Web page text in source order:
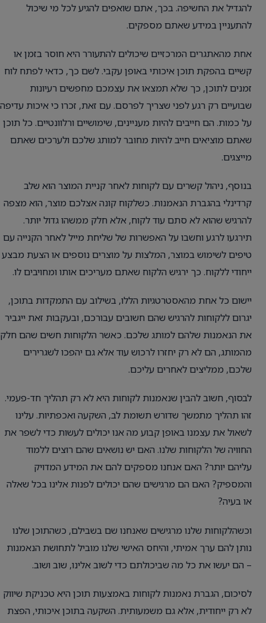
להגדיל את החשיפה. בכך, אתם שואפים להגיע לכל מי שיכול
להתעניין במידע שאתם מספקים.
אחת מהאתגרים המרכזיים שיכולים להתעורר היא חוסר בזמן או
קשיים בהפקת תוכן איכותי באופן עקבי. לשם כך, כדאי לפתח לוח
זמנים לתוכן, כך שלא תמצאו את עצמכם מחפשים רעיונות
שבועיים רק רגע לפני שצריך לפרסם. עם זאת, זכרו כי איכות עדיפה
על כמות. הם חייבים להיות מעניינים, שימושיים ורלוונטיים. כל תוכן
שאתם מוציאים חייב להיות מחובר למותג שלכם ולערכים שאתם
מייצגים.
בנוסף, ניהול קשרים עם לקוחות לאחר קניית המוצר הוא שלב
קרדינלי בהגברת הנאמנות. כשלקוח קונה אצלכם מוצר, הוא מצפה
להרגיש שהוא לא סתם עוד לקוח, אלא חלק ממשהו גדול יותר.
תירגעו לרגע וחשבו על האפשרות של שליחת מייל לאחר הקנייה עם
טיפים לשימוש במוצר, המלצות על מוצרים נוספים או הצעת מבצע
ייחודי ללקוח. כך ירגיש הלקוח שאתם מעריכים אותו ומחויבים לו.
יישום כל אחת מהאסטרטגיות הללו, בשילוב עם התמקדות בתוכן,
יגרום ללקוחות להרגיש שהם חשובים עבורכם, ובעקבות זאת ייגביר
את הנאמנות שלהם למותג שלכם. כאשר הלקוחות חשים שהם חלק
מהמותג, הם לא רק יחזרו לרכוש עוד אלא גם יהפכו לשגרירים
שלכם, ממליצים לאחרים עליכם.
לבסוף, חשוב להבין שנאמנות לקוחות היא לא רק תהליך חד-פעמי.
זהו תהליך מתמשך שדורש תשומת לב, השקעה ואכפתיות. עלינו
לשאול את עצמנו באופן קבוע מה אנו יכולים לעשות כדי לשפר את
החוויה של הלקוחות שלנו. האם יש נושאים שהם רוצים ללמוד
עליהם יותר? האם אנחנו מספקים להם את המידע המדויק
והמספיק? האם הם מרגישים שהם יכולים לפנות אלינו בכל שאלה
או בעיה?
וכשהלקוחות שלנו מרגישים שאנחנו שם בשבילם, כשהתוכן שלנו
נותן להם ערך אמיתי, והיחס האישי שלנו מוביל לתחושת הנאמנות
– הם יעשו את כל מה שביכולתם כדי לשוב אלינו, שוב ושוב.
לסיכום, הגברת נאמנות לקוחות באמצעות תוכן היא טכניקת שיווק
לא רק ייחודית, אלא גם משמעותית. השקעה בתוכן איכותי, הפצת